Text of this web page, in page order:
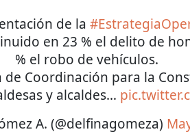
de la
en 23 % el delito de
% el robo de vehículos.
de Coordinación para la
y alcaldes…
A. (@delfinagomeza)